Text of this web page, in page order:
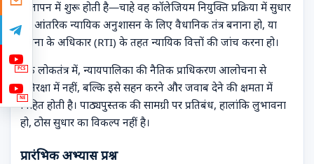
खुलापन में शुरू होती है—चाहे वह कॉलेजियम नियुक्ति प्रक्रिया में सुधार
हो, आंतरिक न्यायिक अनुशासन के लिए वैधानिक तंत्र बनाना हो, या
सूचना के अधिकार (RTI) के तहत न्यायिक वित्तों की जांच करना हो।
एक लोकतंत्र में, न्यायपालिका की नैतिक प्राधिकरण आलोचना से
प्रतिरक्षा में नहीं, बल्कि इसे सहन करने और जवाब देने की क्षमता में
निहित होती है। पाठ्यपुस्तक की सामग्री पर प्रतिबंध, हालांकि लुभावना
हो, ठोस सुधार का विकल्प नहीं है।
प्रारंभिक अभ्यास प्रश्न
PCS
NE